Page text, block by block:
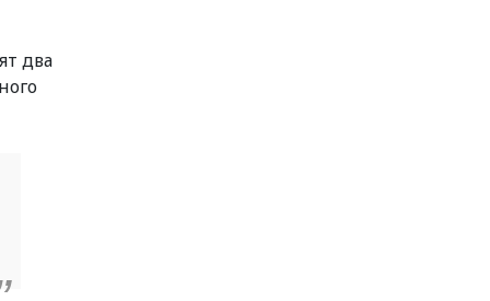
два